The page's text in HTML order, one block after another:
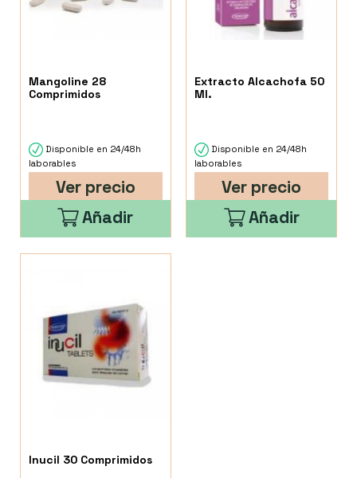
Mangoline 28
Comprimidos
Disponible en 24/48h
laborables
Ver precio
Añadir
Extracto Alcachofa 50
Ml.
Disponible en 24/48h
laborables
Ver precio
Añadir
Inucil 30 Comprimidos